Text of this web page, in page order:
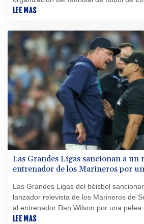
conjuntamente con España y Portugal,
de prosperar.
LEE MAS
Las Grandes Ligas sancionan a un
entrenador de los Marineros por
Las Grandes Ligas del béisbol
lanzador relevista de los Marineros de
al entrenador Dan Wilson por una pelea
los banquillos.
LEE MAS